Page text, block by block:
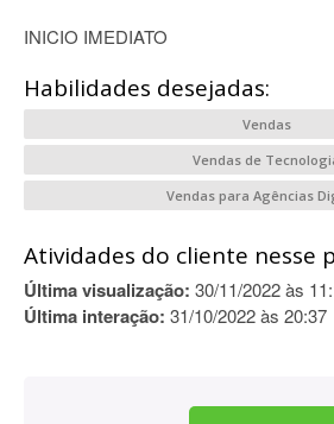
INICIO IMEDIATO
Habilidades desejadas:
Vendas
Vendas de
Vendas para Agências
Atividades do cliente nesse
Última visualização: 30/11/2022 às
Última interação: 31/10/2022 às 20:37